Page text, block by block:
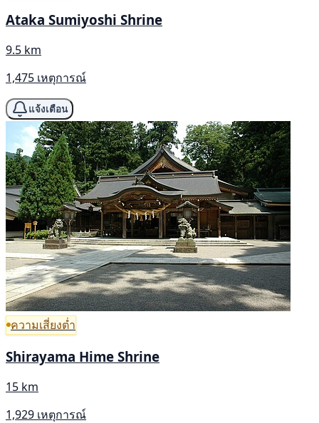
Ataka Sumiyoshi Shrine
9.5 km
1,475 เหตุการณ์
แจ้งเตือน
ความเสี่ยงต่ำ
Shirayama Hime Shrine
15 km
1,929 เหตุการณ์